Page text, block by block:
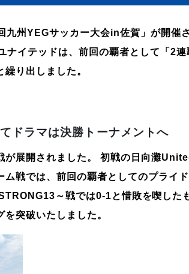
九州YEGサッカー大会in佐賀」が開催
ナイテッドは、前回の覇者として「 2連
り出しました。
ドラマは決勝トーナメントへ
が展開されました。 初戦の 日向灘
ム戦では、前回の覇者としてのプライ
～戦では0-1と惜敗を喫した
突破いたしました。